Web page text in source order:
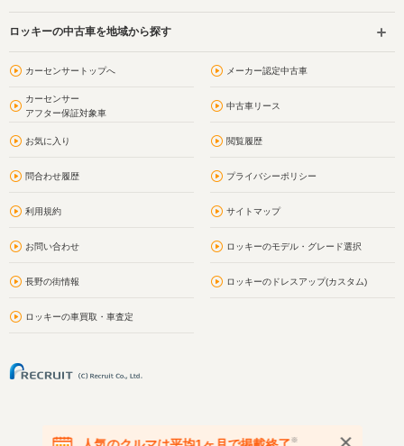
ロッキーの中古車を地域から探す
カーセンサートップへ メーカー認定中古車
カーセンサー
アフター保証対象車
中古車リース
お気に入り 閲覧履歴
問合わせ履歴 プライバシーポリシー
利用規約 サイトマップ
お問い合わせ ロッキーのモデル・グレード選択
長野の街情報 ロッキーのドレスアップ(カスタム)
ロッキーの車買取・車査定
※